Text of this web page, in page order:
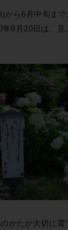
から6月中旬ま
6月20日は、見
かたが大切に育